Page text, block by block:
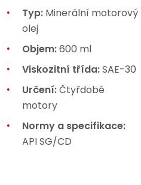
Typ: Minerální motorový
olej
Objem:600 ml
Viskozitní třída:SAE-30
Určení:Čtyřdobé
motory
Normy a specifikace:
API SG/CD